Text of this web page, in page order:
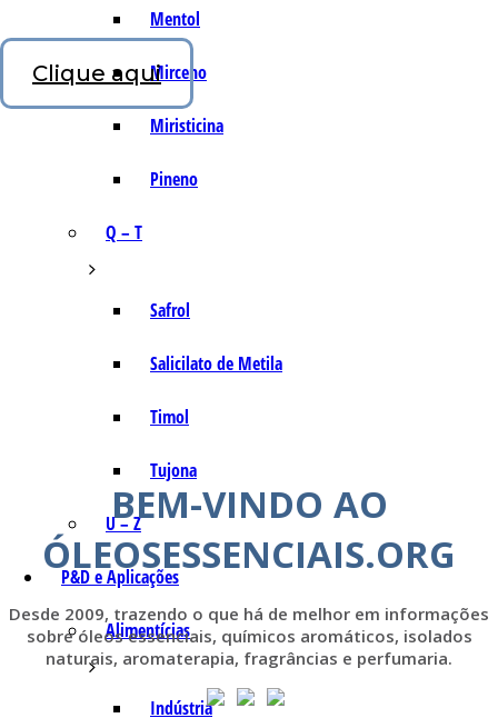
Mentol
Mirceno
Miristicina
Pineno
Q – T
Safrol
Salicilato de Metila
Timol
Tujona
U – Z
P&D e Aplicações
Alimentícias
Indústria
Clique aqui
BEM-VINDO AO
ÓLEOSESSENCIAIS.ORG
Desde 2009, trazendo o que há de melhor em informações
sobre óleos essenciais, químicos aromáticos, isolados
naturais, aromaterapia, fragrâncias e perfumaria.